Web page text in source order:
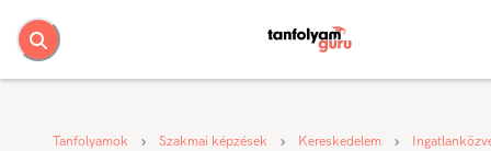
Tanfolyamok Szakmai képzések Kereskedelem